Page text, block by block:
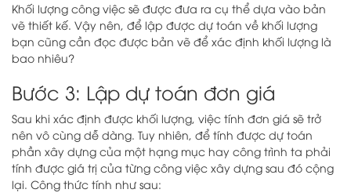
Khối lượng công việc sẽ được đưa ra cụ thể dựa vào bản
vẽ thiết kế. Vậy nên, để lập được dự toán về khối lượng
bạn cũng cần đọc được bản vẽ để xác định khối lượng là
bao nhiêu?
Bước 3: Lập dự toán đơn giá
Sau khi xác định được khối lượng, việc tính đơn giá sẽ trở
nên vô cùng dễ dàng. Tuy nhiên, để tính được dự toán
phần xây dựng của một hạng mục hay công trình ta phải
tính được giá trị của từng công việc xây dựng sau đó cộng
lại. Công thức tính như sau: